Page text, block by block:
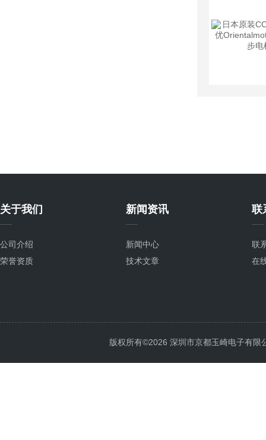
关于我们
公司介绍
荣誉资质
新闻资讯
新闻中心
技术文章
联
联
在
版权所有©2026 深圳市京都玉崎电子有